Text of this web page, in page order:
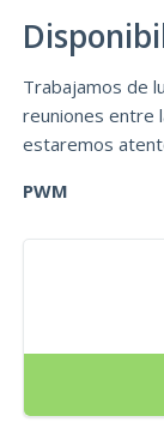
Trabajamos de
reuniones entre
estaremos
PWM